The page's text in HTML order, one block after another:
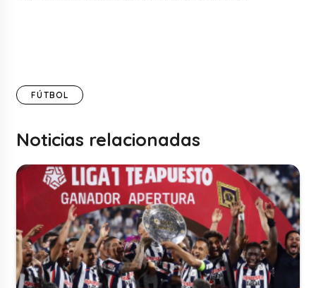
FÚTBOL
Noticias relacionadas